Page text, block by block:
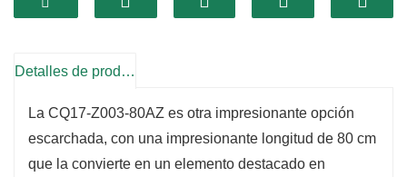
decoración o combínela con otras ramas y
tamaño y diseño único la convierten en una
repisa de la chimenea o la mesa.
Detalles de producto
La CQ17-Z003-80AZ es otra impresionante opción
escarchada, con una impresionante longitud de 80 cm
que la convierte en un elemento destacado en